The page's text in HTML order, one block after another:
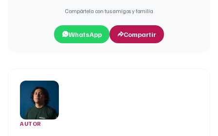
Compártela con tus amigos y familia
WhatsApp Compartir
AUTOR